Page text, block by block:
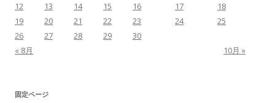
« 8月 10月 »
12
13 14 15 16 17
18
19
20 21 22 23 24
25
26
27 28 29 30
固定ページ